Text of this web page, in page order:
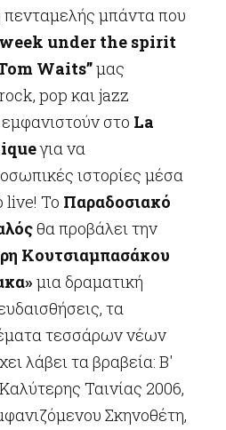
πενταμελής μπάντα που
week under the spirit
Waits”μας
pop και jazz
στο La
για να
ιστορίες μέσα
live! Το Παραδοσιακό
θα προβάλει την
Κουτσιαμπασάκου
μια δραματική
τα
τεσσάρων νέων
λάβει τα βραβεία: Β'
Ταινίας 2006,
Σκηνοθέτη,